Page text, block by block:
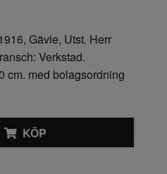
Gävle, Utst. Herr
Verkstad.
cm. med bolagsordning
KÖP